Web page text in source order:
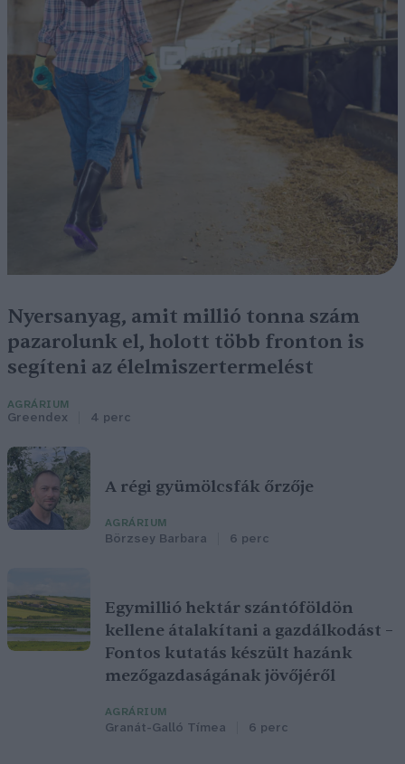
Nyersanyag, amit millió tonna szám
pazarolunk el, holott több fronton is
segíteni az élelmiszertermelést
AGRÁRIUM
Greendex 4 perc
A régi gyümölcsfák őrzője
AGRÁRIUM
Börzsey Barbara 6 perc
Egymillió hektár szántóföldön
kellene átalakítani a gazdálkodást –
Fontos kutatás készült hazánk
mezőgazdaságának jövőjéről
AGRÁRIUM
Granát-Galló Tímea 6 perc